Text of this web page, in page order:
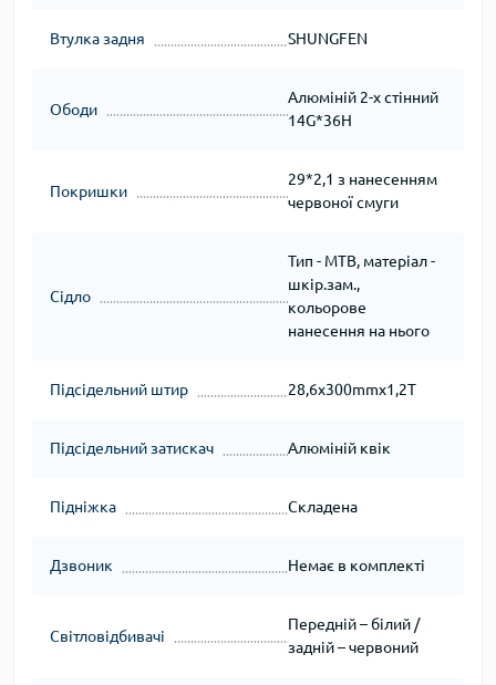
Втулка задня SHUNGFEN
Ободи
Алюміній 2-х стінний
14G*36H
Покришки
29*2,1 з нанесенням
червоної смуги
Сідло
Тип - MTB, матеріал -
шкір.зам.,
кольорове
нанесення на нього
Підсідельний штир 28,6х300mmх1,2T
Підсідельний затискач Алюміній квік
Підніжка Складена
Дзвоник Немає в комплекті
Світловідбивачі
Передній – білий /
задній – червоний